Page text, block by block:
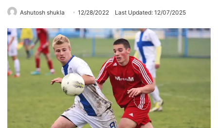
Ashutosh shukla 12/28/2022 Last Updated: 12/07/2025